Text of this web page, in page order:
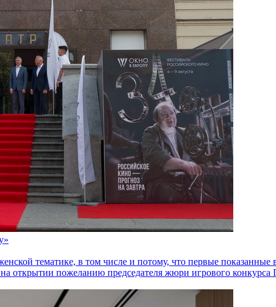
тематике, в том числе и потому, что первые
открытии пожеланию председателя жюри игрового